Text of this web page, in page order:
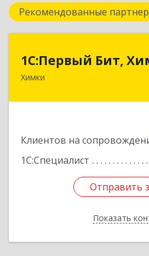
Рекомендованные
1С:Первый Бит,
Химки
Клиентов на
1С:Специалист
Отправить
Показать
141402, Московская
Отправить
Назад